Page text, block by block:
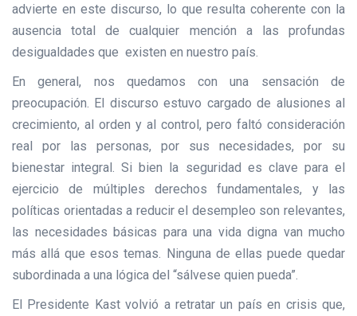
advierte en este discurso, lo que resulta coherente con la
ausencia total de cualquier mención a las profundas
desigualdades que existen en nuestro país.
En general, nos quedamos con una sensación de
preocupación. El discurso estuvo cargado de alusiones al
crecimiento, al orden y al control, pero faltó consideración
real por las personas, por sus necesidades, por su
bienestar integral. Si bien la seguridad es clave para el
ejercicio de múltiples derechos fundamentales, y las
políticas orientadas a reducir el desempleo son relevantes,
las necesidades básicas para una vida digna van mucho
más allá que esos temas. Ninguna de ellas puede quedar
subordinada a una lógica del “sálvese quien pueda”.
El Presidente Kast volvió a retratar un país en crisis que,